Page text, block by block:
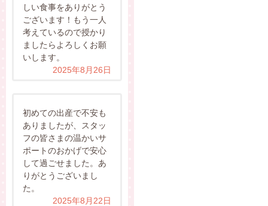
しい食事をありがとう
ございます！もう一人
考えているので授かり
ましたらよろしくお願
いします。
2025年8月26日
初めての出産で不安も
ありましたが、スタッ
フの皆さまの温かいサ
ポートのおかげで安心
して過ごせました。あ
りがとうございまし
た。
2025年8月22日